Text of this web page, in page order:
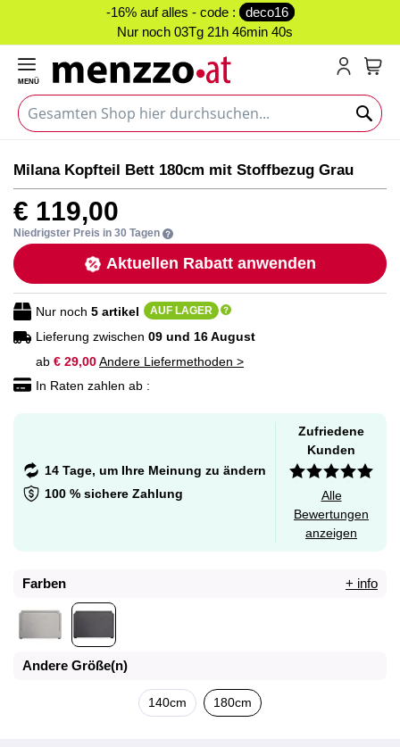
-16% auf alles - code :
deco16
Nur noch 03Tg 21h 46min 39s
MENÜ
Ende
der
Bildgalerie
springen
Anfang
der
Bildgalerie
springen
Milana Kopfteil Bett 180cm mit Stoffbezug Grau
€ 119,00
Niedrigster Preis in 30 Tagen
Aktuellen Rabatt anwenden
Nur noch 5 artikel AUF LAGER
Lieferung zwischen 09 und 16 August
ab € 29,00Andere Liefermethoden >
In Raten zahlen ab :
14 Tage, um Ihre Meinung zu ändern
100 % sichere Zahlung
Zufriedene
Kunden
Alle
Bewertungen
anzeigen
Farben + info
Andere Größe(n)
140cm 180cm